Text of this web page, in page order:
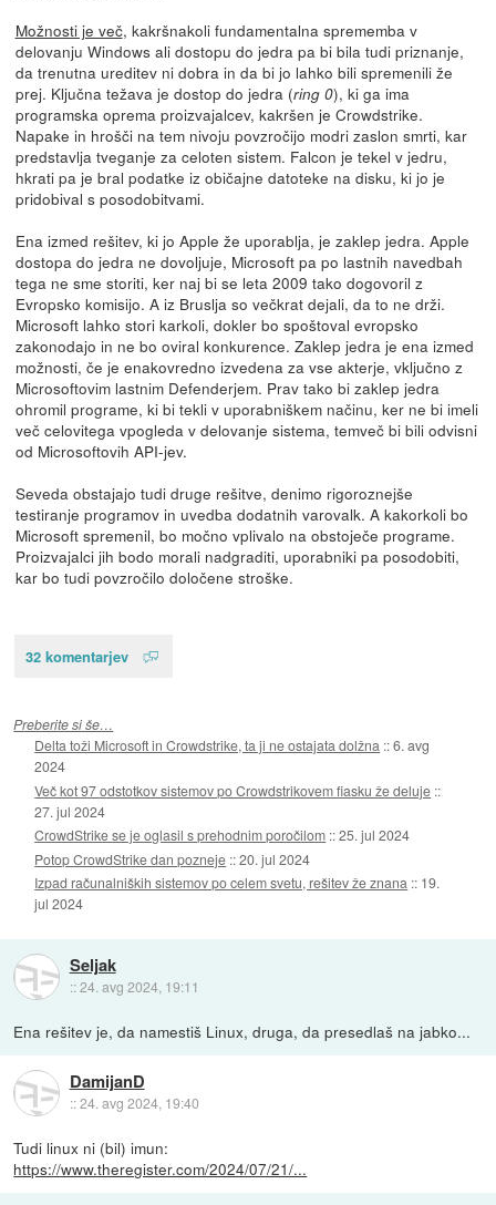
Možnosti je več, kakršnakoli fundamentalna sprememba v
delovanju Windows ali dostopu do jedra pa bi bila tudi priznanje,
da trenutna ureditev ni dobra in da bi jo lahko bili spremenili že
prej. Ključna težava je dostop do jedra (ring 0), ki ga ima
programska oprema proizvajalcev, kakršen je Crowdstrike.
Napake in hrošči na tem nivoju povzročijo modri zaslon smrti, kar
predstavlja tveganje za celoten sistem. Falcon je tekel v jedru,
hkrati pa je bral podatke iz običajne datoteke na disku, ki jo je
pridobival s posodobitvami.
Ena izmed rešitev, ki jo Apple že uporablja, je zaklep jedra. Apple
dostopa do jedra ne dovoljuje, Microsoft pa po lastnih navedbah
tega ne sme storiti, ker naj bi se leta 2009 tako dogovoril z
Evropsko komisijo. A iz Bruslja so večkrat dejali, da to ne drži.
Microsoft lahko stori karkoli, dokler bo spoštoval evropsko
zakonodajo in ne bo oviral konkurence. Zaklep jedra je ena izmed
možnosti, če je enakovredno izvedena za vse akterje, vključno z
Microsoftovim lastnim Defenderjem. Prav tako bi zaklep jedra
ohromil programe, ki bi tekli v uporabniškem načinu, ker ne bi imeli
več celovitega vpogleda v delovanje sistema, temveč bi bili odvisni
od Microsoftovih API-jev.
Seveda obstajajo tudi druge rešitve, denimo rigoroznejše
testiranje programov in uvedba dodatnih varovalk. A kakorkoli bo
Microsoft spremenil, bo močno vplivalo na obstoječe programe.
Proizvajalci jih bodo morali nadgraditi, uporabniki pa posodobiti,
kar bo tudi povzročilo določene stroške.
32 komentarjev
Preberite si še…
Delta toži Microsoft in Crowdstrike, ta ji ne ostajata dolžna ::6. avg
2024
Več kot 97 odstotkov sistemov po Crowdstrikovem fiasku že deluje ::
27. jul 2024
CrowdStrike se je oglasil s prehodnim poročilom ::25. jul 2024
Potop CrowdStrike dan pozneje ::20. jul 2024
Izpad računalniških sistemov po celem svetu, rešitev že znana :: 19.
jul 2024
Seljak
::24. avg 2024, 19:11
Ena rešitev je, da namestiš Linux, druga, da presedlaš na jabko...
DamijanD
::24. avg 2024, 19:40
Tudi linux ni (bil) imun:
https://www.theregister.com/2024/07/21/...